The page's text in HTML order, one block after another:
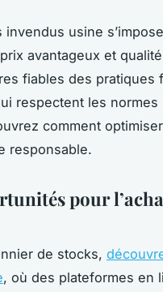
usine
avantageux et
fiables des pratiques
respectent les
comment
responsable.
pour
de stocks,
, où des plateformes en